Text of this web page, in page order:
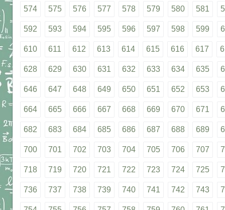
574 575 576 577 578 579 580 581
592 593 594 595 596 597 598 599
610 611 612 613 614 615 616 617
628 629 630 631 632 633 634 635
646 647 648 649 650 651 652 653
664 665 666 667 668 669 670 671
682 683 684 685 686 687 688 689
700 701 702 703 704 705 706 707
718 719 720 721 722 723 724 725
736 737 738 739 740 741 742 743